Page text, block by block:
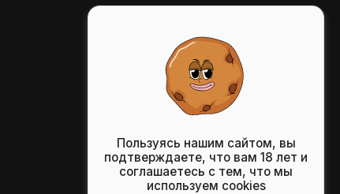
Пользуясь нашим сайтом, вы
подтверждаете, что вам 18 лет и
соглашаетесь с тем, что мы
используем cookies